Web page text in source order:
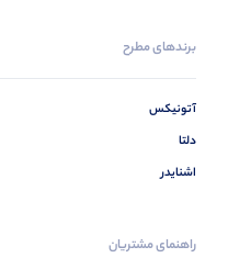
برندهای مطرح
آتونیکس
دلتا
اشنایدر
راهنمای مشتریان